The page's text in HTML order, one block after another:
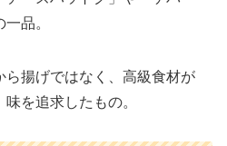
品。
ら揚げではなく、高級食材が
を追求したもの。